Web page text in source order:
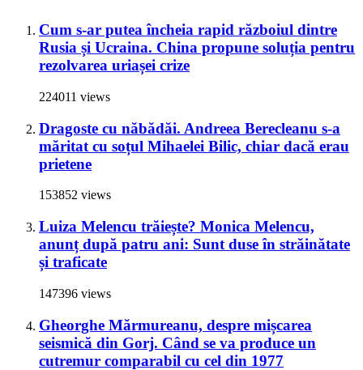
Cum s-ar putea încheia rapid războiul dintre
Rusia și Ucraina. China propune soluția pentru
rezolvarea uriașei crize
224011 views
Dragoste cu năbădăi. Andreea Berecleanu s-a
măritat cu soțul Mihaelei Bilic, chiar dacă erau
prietene
153852 views
Luiza Melencu trăiește? Monica Melencu,
anunț după patru ani: Sunt duse în străinătate
și traficate
147396 views
Gheorghe Mărmureanu, despre mișcarea
seismică din Gorj. Când se va produce un
cutremur comparabil cu cel din 1977